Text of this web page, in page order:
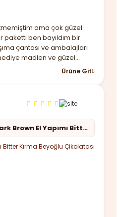
ama çok güzel
paketti ben bayıldım bir
çantası ve ambalajları
madlen ve güzel
Ürüne Git
Dark Brown El Yapımı Bitter Kırma Beyoğlu Çikolatası %54 1 KG